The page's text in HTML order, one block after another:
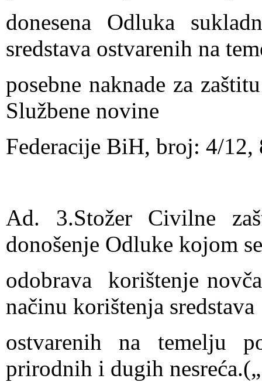
donesena Odluka
sredstava ostvarenih na
posebne naknade za
Službene novine
Federacije BiH, broj: 4/12,
Ad. 3.Stožer Civilne
donošenje Odluke kojom se
odobrava korištenje
načinu korištenja sredstava
ostvarenih na temelju
prirodnih i dugih nesreća.(„